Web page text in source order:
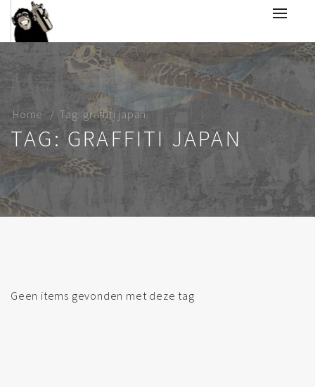
Home Tag: graffiti japan
TAG: GRAFFITI JAPAN
Geen items gevonden met deze tag